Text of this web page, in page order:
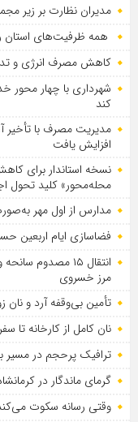
مدیران نظارت بر زیر
همه ظرفیت‌های استان
کاهش مصرف انرژی و
شهرداری با چهار محور
کند
مدیریت مصرف با تأخیر
افزایش یافت
نسخه استاندار برای
محله‌محور» کلید تحول
مدارس از اول مهر
فضاسازی ایام اربعین
انتقال ۱۵ مصدوم
مرز خسروی
تأمین بی‌وقفه آرد و نان
نان کامل از کارخانه
ترافیک پرحجم در مسیر
گرمای ماندگار در
وقتی رسانه سکوت